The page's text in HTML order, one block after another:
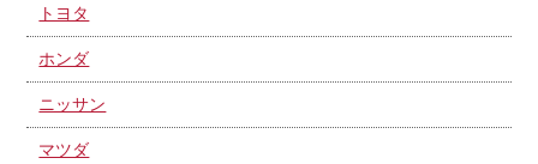
トヨタ
ホンダ
ニッサン
マツダ